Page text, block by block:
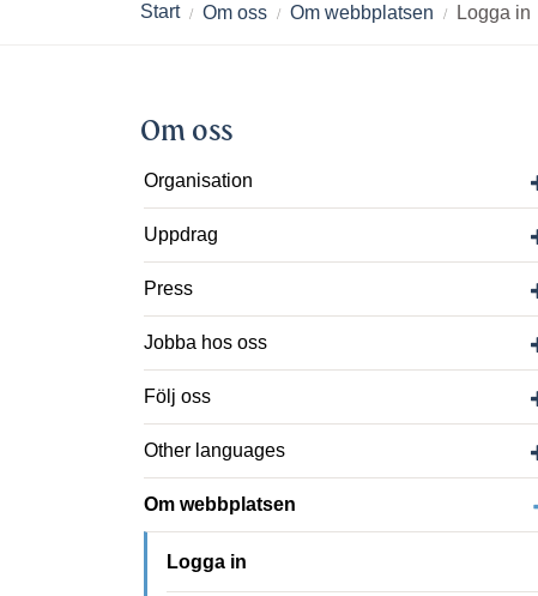
Start Om oss Om webbplatsen Logga in
Om oss
Organisation
Uppdrag
Press
Jobba hos oss
Följ oss
Other languages
Om webbplatsen
Logga in